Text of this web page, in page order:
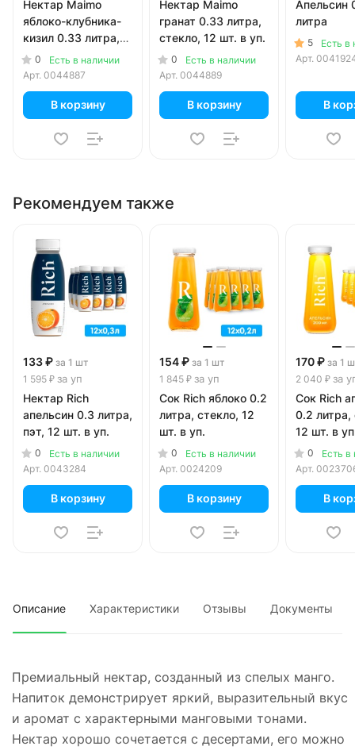
Нектар Maimo
яблоко-клубника-
кизил 0.33 литра,
стекло, 12 шт. в уп.
0
Есть в наличии
Арт. 0044887
В корзину
Нектар Maimo
гранат 0.33 литра,
стекло, 12 шт. в уп.
0
Есть в наличии
Арт. 0044889
В корзину
Апельсин
литра
5
Есть в
Арт.
В
Рекомендуем также
133 ₽ за 1 шт
1 595 ₽ за уп
Нектар Rich
апельсин 0.3 литра,
пэт, 12 шт. в уп.
0
Есть в наличии
Арт. 0043284
В корзину
154 ₽ за 1 шт
1 845 ₽ за уп
Сок Rich яблоко 0.2
литра, стекло, 12
шт. в уп.
0
Есть в наличии
Арт. 0024209
В корзину
170 ₽ за 1
2 040 ₽ за
Сок Rich
0.2 литра,
12 шт. в
0
Есть в
Арт.
В
Описание Характеристики Отзывы Документы
Премиальный нектар, созданный из спелых манго.
Напиток демонстрирует яркий, выразительный вкус
и аромат с характерными манговыми тонами.
Нектар хорошо сочетается с десертами, его можно